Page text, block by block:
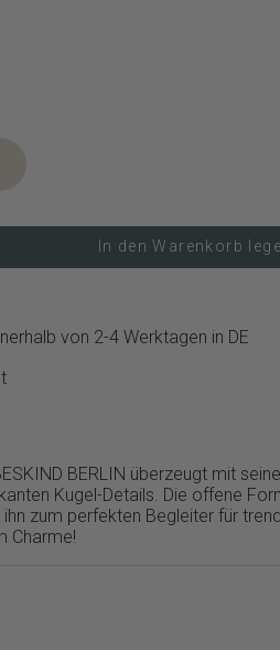
In den Warenkorb
von 2-4 Werktagen in DE
BERLIN überzeugt mit
Kugel-Details. Die offene
zum perfekten Begleiter für
Charme!